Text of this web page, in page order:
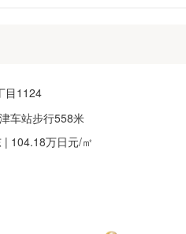
目1124
车站步行558米
104.18万日元/㎡